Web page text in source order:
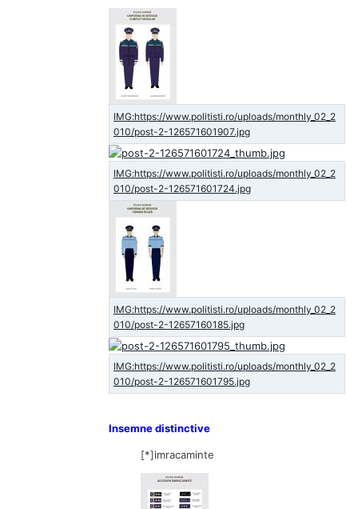
Insemne distinctive
[*]imracaminte